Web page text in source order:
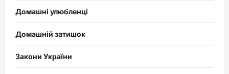
Домашні улюбленці
Домашній затишок
Закони України